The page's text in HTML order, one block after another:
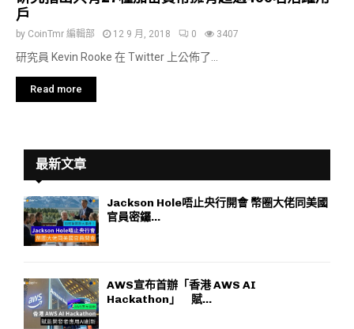
戶
by CoinTmr 編輯部 12 9 月, 2018 0 3407
研究員 Kevin Rooke 在 Twitter 上公佈了...
Read more
最新文章
Jackson Hole唔止央行開會 幣圈大佬同美國
官員密鑼...
AWS宣布首辦「香港 AWS AI
Hackathon」 賦...